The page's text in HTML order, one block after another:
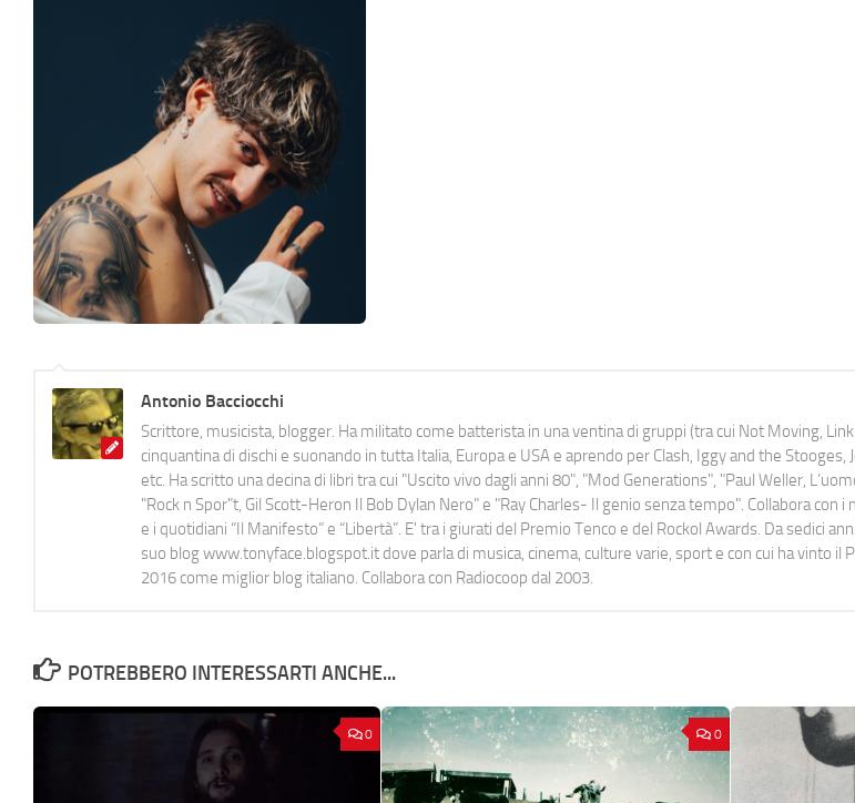
Antonio Bacciocchi
Scrittore, musicista, blogger. Ha militato come batterista in una ventina di gruppi (tra cui Not Moving,
cinquantina di dischi e suonando in tutta Italia, Europa e USA e aprendo per Clash, Iggy and the Stooges,
etc. Ha scritto una decina di libri tra cui "Uscito vivo dagli anni 80", "Mod Generations", "Paul Weller,
"Rock n Spor"t, Gil Scott-Heron Il Bob Dylan Nero" e "Ray Charles- Il genio senza tempo". Collabora con i
e i quotidiani “Il Manifesto” e “Libertà”. E' tra i giurati del Premio Tenco e del Rockol Awards. Da sedici
suo blog www.tonyface.blogspot.it dove parla di musica, cinema, culture varie, sport e con cui ha vinto il
2016 come miglior blog italiano. Collabora con Radiocoop dal 2003.
POTREBBERO INTERESSARTI ANCHE...
0 0